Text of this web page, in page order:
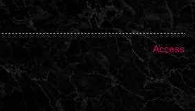
Access